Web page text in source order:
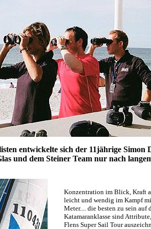
entwickelte sich der 11jährige
und dem Steiner Team nur nach
Konzentration im Blick, Kraft
leicht und wendig im Kampf
Meter.... die besten zu sein
Katamaranklasse sind
Flens Super Sail Tour